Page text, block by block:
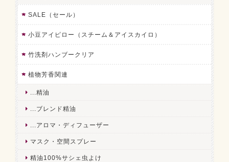
SALE（セール）
小豆アイピロー（スチーム＆アイスカイロ）
竹洗剤ハンブークリア
植物芳香関連
...精油
...ブレンド精油
...アロマ・ディフューザー
マスク・空間スプレー
精油100%サシェ虫よけ